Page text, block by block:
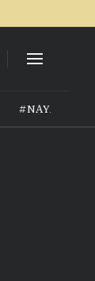
#NAYARIT